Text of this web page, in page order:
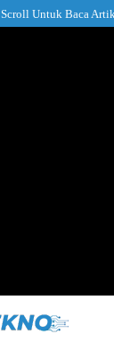
Scroll Untuk Baca